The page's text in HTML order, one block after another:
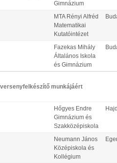
Gimnázium
MTA Rényi Alfréd
Matematikai
Kutatóintézet
Fazekas Mihály
Általános Iskola
és Gimnázium
munkájáért
Hőgyes Endre
Gimnázium és
Szakközépiskola
Neumann János
Középiskola és
Kollégium